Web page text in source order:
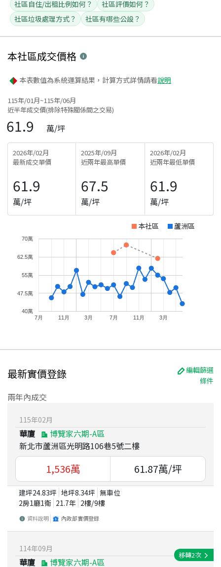
社區自住/出租比例如何？
社區評價如何？
社區垃圾處理方式？
社區有哪些公設？
本社區成交價格
本表數值為系統運算結果，計算方式詳情請看說明
115年/01月~115年/06月
近半年成交價(排除特殊關係間之交易)
61.9 萬/坪
2026年/02月
最新成交單價
61.9
萬/坪
2025年/09月
近兩年最高單價
67.5
萬/坪
2026年/02月
近兩年最低單價
61.9
萬/坪
本社區 蘆洲區
7月 11月 3月 7月 11月 3月
40萬
47.5萬
55萬
62.5萬
70萬
最新實價登錄
編輯篩選
條件
兩年內成交
115年02月
華廈
博覽家六期-A區
新北市蘆洲區光明路106巷5號二樓
1,536萬 61.87萬/坪
建坪24.83坪 地坪8.34坪 無車位
2房1廳1衛 21.7年 2樓/9樓
資料說明 內政部實價登錄
114年09月
華廈 博覽家六期-A區
移轉2次